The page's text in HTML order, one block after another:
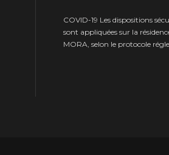
COVID-19 Les dispositions
sont appliquées sur la
MORA, selon le protocole